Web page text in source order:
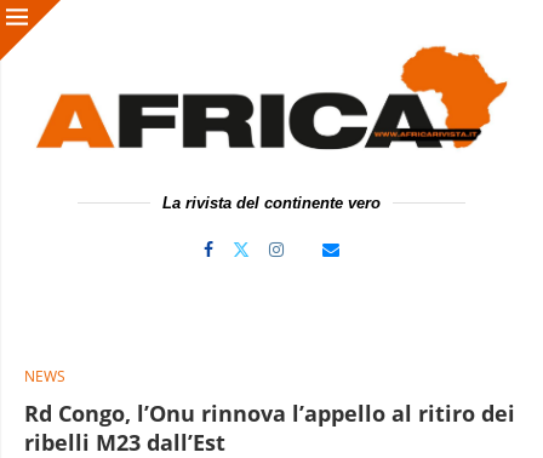
La rivista del continente vero
NEWS
Rd Congo, l’Onu rinnova l’appello al ritiro dei
ribelli M23 dall’Est